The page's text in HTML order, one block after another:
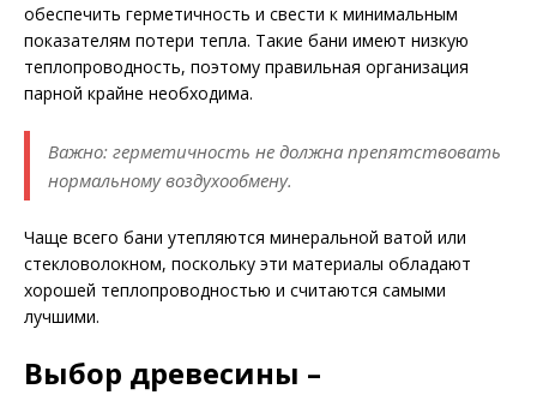
обеспечить герметичность и свести к минимальным
показателям потери тепла. Такие бани имеют низкую
теплопроводность, поэтому правильная организация
парной крайне необходима.
Важно: герметичность не должна препятствовать
нормальному воздухообмену.
Чаще всего бани утепляются минеральной ватой или
стекловолокном, поскольку эти материалы обладают
хорошей теплопроводностью и считаются самыми
лучшими.
Выбор древесины –